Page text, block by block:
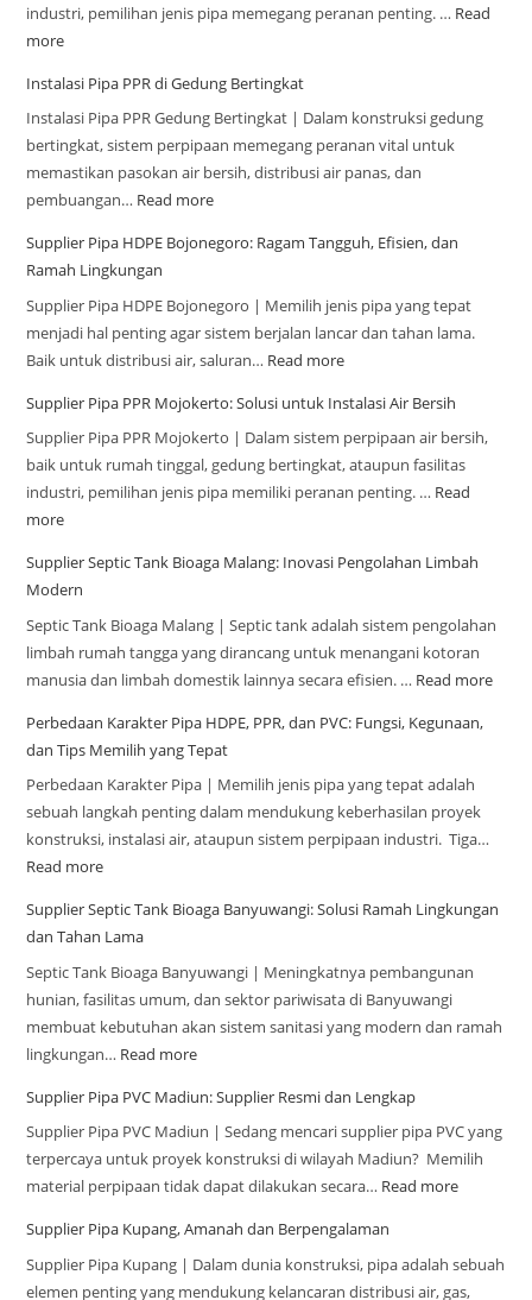
industri, pemilihan jenis pipa memegang peranan penting. … Read
more
Instalasi Pipa PPR di Gedung Bertingkat
Instalasi Pipa PPR Gedung Bertingkat | Dalam konstruksi gedung
bertingkat, sistem perpipaan memegang peranan vital untuk
memastikan pasokan air bersih, distribusi air panas, dan
pembuangan… Read more
Supplier Pipa HDPE Bojonegoro: Ragam Tangguh, Efisien, dan
Ramah Lingkungan
Supplier Pipa HDPE Bojonegoro | Memilih jenis pipa yang tepat
menjadi hal penting agar sistem berjalan lancar dan tahan lama.
Baik untuk distribusi air, saluran… Read more
Supplier Pipa PPR Mojokerto: Solusi untuk Instalasi Air Bersih
Supplier Pipa PPR Mojokerto | Dalam sistem perpipaan air bersih,
baik untuk rumah tinggal, gedung bertingkat, ataupun fasilitas
industri, pemilihan jenis pipa memiliki peranan penting. … Read
more
Supplier Septic Tank Bioaga Malang: Inovasi Pengolahan Limbah
Modern
Septic Tank Bioaga Malang | Septic tank adalah sistem pengolahan
limbah rumah tangga yang dirancang untuk menangani kotoran
manusia dan limbah domestik lainnya secara efisien. … Read more
Perbedaan Karakter Pipa HDPE, PPR, dan PVC: Fungsi, Kegunaan,
dan Tips Memilih yang Tepat
Perbedaan Karakter Pipa | Memilih jenis pipa yang tepat adalah
sebuah langkah penting dalam mendukung keberhasilan proyek
konstruksi, instalasi air, ataupun sistem perpipaan industri. Tiga…
Read more
Supplier Septic Tank Bioaga Banyuwangi: Solusi Ramah Lingkungan
dan Tahan Lama
Septic Tank Bioaga Banyuwangi | Meningkatnya pembangunan
hunian, fasilitas umum, dan sektor pariwisata di Banyuwangi
membuat kebutuhan akan sistem sanitasi yang modern dan ramah
lingkungan… Read more
Supplier Pipa PVC Madiun: Supplier Resmi dan Lengkap
Supplier Pipa PVC Madiun | Sedang mencari supplier pipa PVC yang
terpercaya untuk proyek konstruksi di wilayah Madiun? Memilih
material perpipaan tidak dapat dilakukan secara… Read more
Supplier Pipa Kupang, Amanah dan Berpengalaman
Supplier Pipa Kupang | Dalam dunia konstruksi, pipa adalah sebuah
elemen penting yang mendukung kelancaran distribusi air, gas,